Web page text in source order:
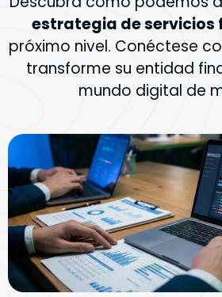
estrategia de servicios
próximo nivel. Conéctese
transforme su entidad
mundo digital de